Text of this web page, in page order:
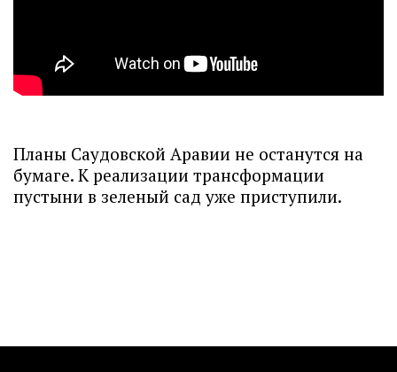
Планы Саудовской Аравии не останутся на
бумаге. К реализации трансформации
пустыни в зеленый сад уже приступили.